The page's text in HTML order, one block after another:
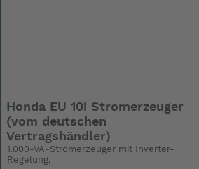
Honda EU 10i Stromerzeuger
(vom deutschen
Vertragshändler)
1.000-VA-Stromerzeuger mit Inverter-
Regelung,